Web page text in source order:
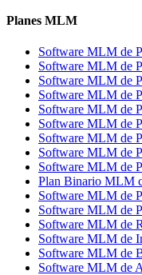
Planes MLM
Software MLM de
Software MLM de
Software MLM de
Software MLM de
Software MLM de
Software MLM de
Software MLM de
Software MLM de
Software MLM de
Plan Binario MLM
Software MLM de
Software MLM de
Software MLM de
Software MLM de
Software MLM de
Software MLM de